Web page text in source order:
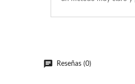
Reseñas (0)